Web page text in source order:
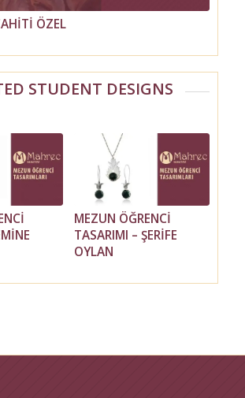
ÖZEL
STUDENT DESIGNS
MEZUN ÖĞRENCİ
TASARIMI – ŞERİFE
OYLAN
MEZUN ÖĞRENCİ
TASARIMI – ZEYNEP
ÇİSEM SEZER